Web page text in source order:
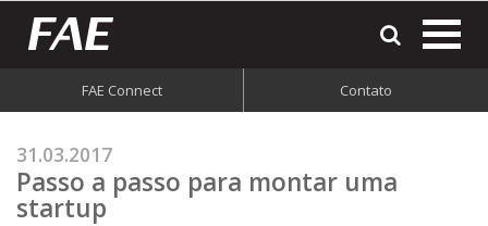
FAE Connect Contato
31.03.2017
Passo a passo para montar uma
startup